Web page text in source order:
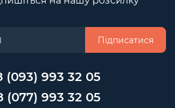
Підписатися
(093) 993 32 05
(077) 993 32 05